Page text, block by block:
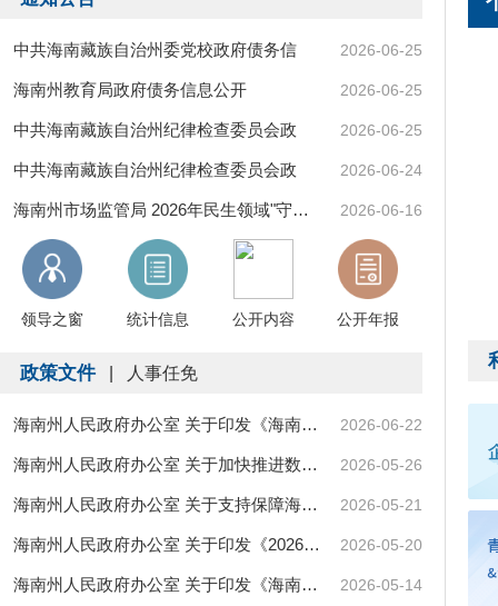
2026-06-25
中共海南藏族自治州委党校政府债务信
息… 2026-06-25
海南州教育局政府债务信息公开
2026-06-25
中共海南藏族自治州纪律检查委员会政
府… 2026-06-24
中共海南藏族自治州纪律检查委员会政
府… 2026-06-16
海南州市场监管局 2026年民生领域"守…
领导之窗 统计信息 公开内容 公开年报
政策文件 人事任免
2026-06-22
海南州人民政府办公室 关于印发《海南…
2026-05-26
海南州人民政府办公室 关于加快推进数…
2026-05-21
海南州人民政府办公室 关于支持保障海…
2026-05-20
海南州人民政府办公室 关于印发《2026…
2026-05-14
海南州人民政府办公室 关于印发《海南…